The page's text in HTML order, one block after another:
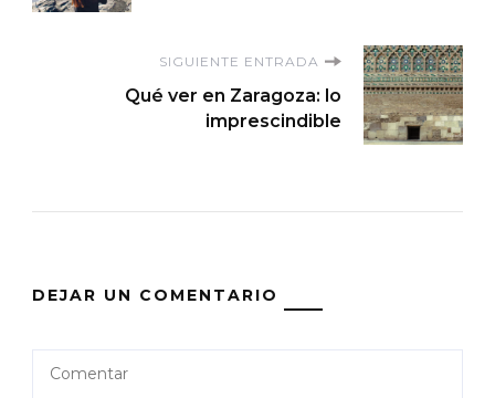
entradasSIGUIENTE ENTRADA
Qué ver en Zaragoza: lo
imprescindible
DEJAR UN COMENTARIO